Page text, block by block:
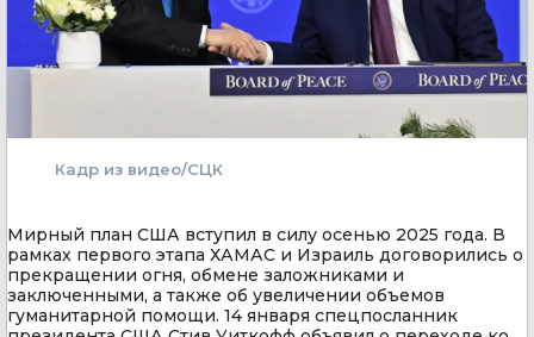
Кадр из видео/СЦК
Мирный план США вступил в силу осенью 2025 года. В
рамках первого этапа ХАМАС и Израиль договорились о
прекращении огня, обмене заложниками и
заключенными, а также об увеличении объемов
гуманитарной помощи. 14 января спецпосланник